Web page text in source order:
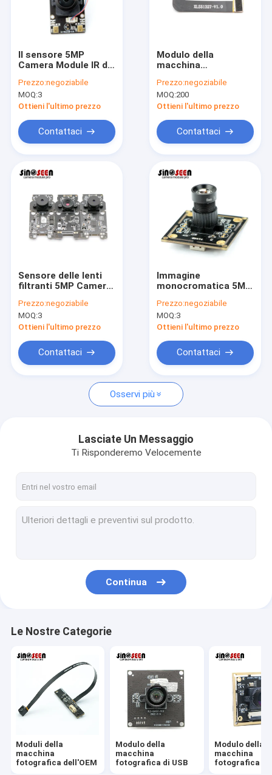
Video
Mostra VR
Controllo di qualità
Contattaci
Moduli della macchina fotografica dell'OEM
Modulo globale della macchina fotografica dell'otturatore
Modulo doppio della macchina fotografica della lente
Modulo della macchina fotografica di riconoscimento di
modulo del webcam del computer portatile
1MP Camera Module
Il sensore 5MP
Camera Module IR di
tagliato con 2
Microhones
Prezzo:negoziabile
MOQ:3
Ottieni l'ultimo prezzo
Contattaci
Modulo della
macchina
fuoco fisso MIPI 5mp
per lo Smart Phone
Front Camera
Prezzo:negoziabile
MOQ:200
Ottieni l'ultimo prezzo
Contattaci
Sensore delle lenti
filtranti 5MP Camera
OV5643 di IR del
fuoco fisso
Prezzo:negoziabile
MOQ:3
Ottieni l'ultimo prezzo
Contattaci
Immagine
monocromatica 5MP
Module con il
sensore a
semiconduttore
Prezzo:negoziabile
MOQ:3
Ottieni l'ultimo prezzo
Contattaci
Osservi più
Lasciate Un Messaggio
Ti Risponderemo Velocemente
Continua
Le Nostre Categorie
Moduli della
macchina
fotografica dell'OEM
Modulo della
macchina
fotografica di USB
Modulo della
macchina
fotografica di